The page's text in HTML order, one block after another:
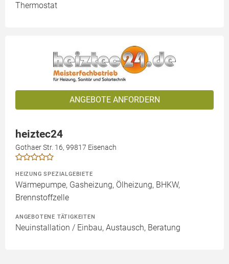
Thermostat
ANGEBOTE ANFORDERN
heiztec24
Gothaer Str. 16, 99817 Eisenach
HEIZUNG SPEZIALGEBIETE
Wärmepumpe, Gasheizung, Ölheizung, BHKW,
Brennstoffzelle
ANGEBOTENE TÄTIGKEITEN
Neuinstallation / Einbau, Austausch, Beratung